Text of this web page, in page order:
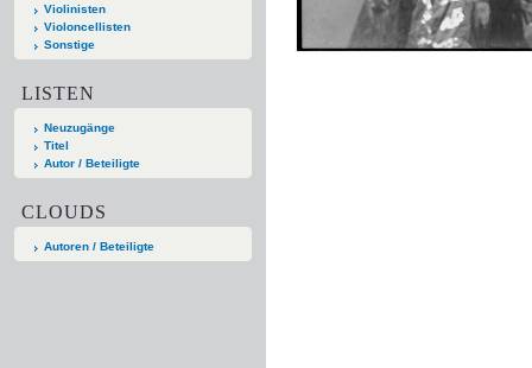
Violinisten
Violoncellisten
Sonstige
LISTEN
Neuzugänge
Titel
Autor / Beteiligte
CLOUDS
Autoren / Beteiligte